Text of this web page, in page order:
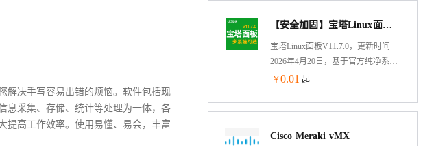
解决手写容易出错的烦恼。软件包括现
息采集、存储、统计等处理为一体，各
提高工作效率。使用易懂、易会，丰富
【安全加固】宝塔Linux面板V11.7.0 纯净面板 多系统可选 AliLinux 3.2 LTS(系统盘)服务器管理
宝塔Linux面板V11.7.0，更新时间
2026年4月20日，基于官方纯净系统
制作的安全加固修复版。多操作系
行，可自行购买和挂载数据盘。根
￥0.01 起
Cisco Meraki vMX